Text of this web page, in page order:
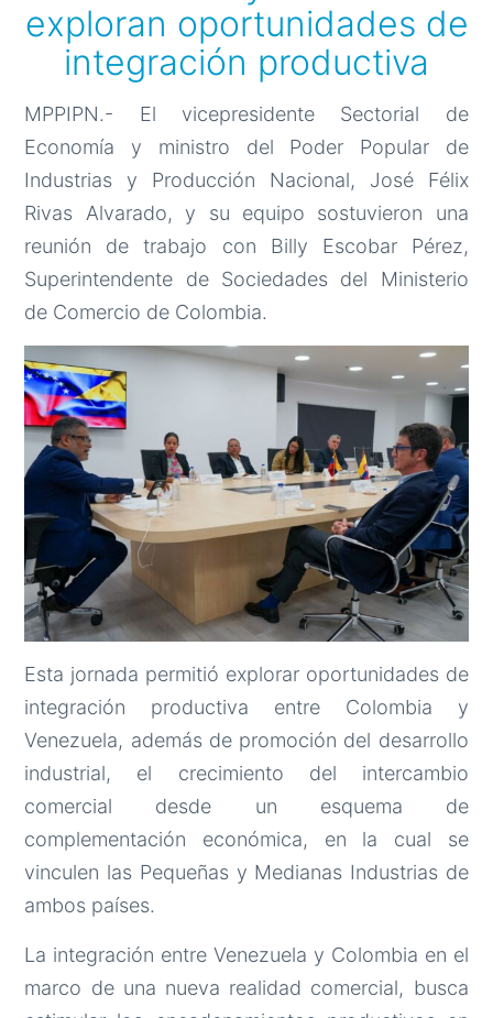
exploran oportunidades de
integración productiva
MPPIPN.- El vicepresidente Sectorial de
Economía y ministro del Poder Popular de
Industrias y Producción Nacional, José Félix
Rivas Alvarado, y su equipo sostuvieron una
reunión de trabajo con Billy Escobar Pérez,
Superintendente de Sociedades del Ministerio
de Comercio de Colombia.
Esta jornada permitió explorar oportunidades de
integración productiva entre Colombia y
Venezuela, además de promoción del desarrollo
industrial, el crecimiento del intercambio
comercial desde un esquema de
complementación económica, en la cual se
vinculen las Pequeñas y Medianas Industrias de
ambos países.
La integración entre Venezuela y Colombia en el
marco de una nueva realidad comercial, busca